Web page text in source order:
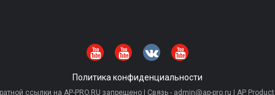
Политика конфиденциальности
ссылки на AP-PRO.RU запрещено | Связь - admin@ap-pro.ru | AP